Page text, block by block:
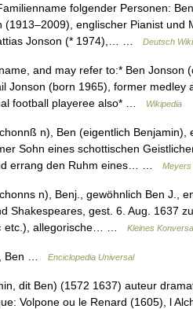
folgender Personen:
(1913–2009), englischer Pianist
Jonson (* 1974),… …
Deutsch
and may refer to:* Ben Jonson
Jonson (born 1965), former medley
football playeree also* …
Wikipedia
n), Ben (eigentlich Benjamin),
Sohn eines schottischen
errang den Ruhm eines… …
n), Benj., gewöhnlich Ben J.,
Shakespeares, gest. 6. Aug. 1637
etc.), allegorische… …
Kleines
Ben … Enciclopedia Universal
dit Ben) (1572 1637) auteur
Volpone ou le Renard (1605), l